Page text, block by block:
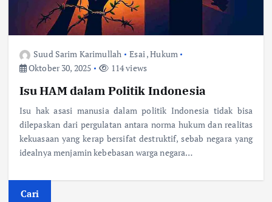
Suud Sarim Karimullah Esai,Hukum
Oktober 30, 2025
114 views
Isu HAM dalam Politik Indonesia
Isu hak asasi manusia dalam politik Indonesia tidak bisa
dilepaskan dari pergulatan antara norma hukum dan realitas
kekuasaan yang kerap bersifat destruktif, sebab negara yang
idealnya menjamin kebebasan warga negara…
Cari